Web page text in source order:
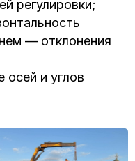
регулировки;
— отклонения
осей и углов